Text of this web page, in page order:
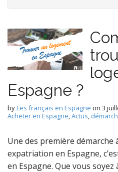
Espagne ?
byLes français en Espagne on 3
Acheter en Espagne,Actus,
Une des première démarche
expatriation en Espagne,
en Espagne. Que vous soyez